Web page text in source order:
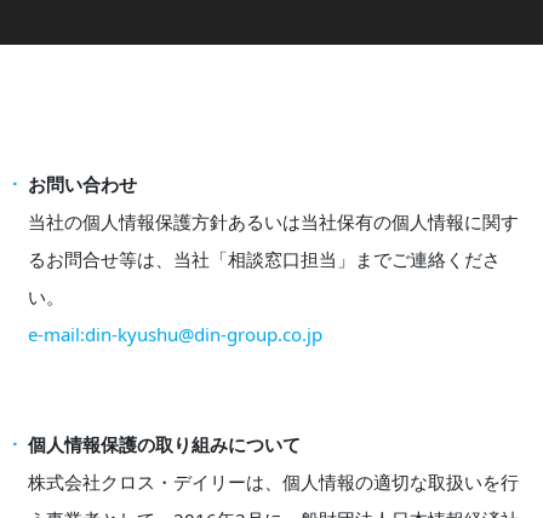
お問い合わせ
当社の個人情報保護方針あるいは当社保有の個人情報に関す
るお問合せ等は、当社「相談窓口担当」までご連絡くださ
い。
e-mail:din-kyushu@din-group.co.jp
個人情報保護の取り組みについて
株式会社クロス・デイリーは、個人情報の適切な取扱いを行